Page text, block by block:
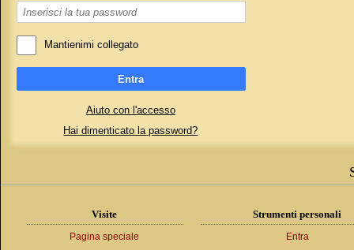
Mantienimi collegato
Entra
Aiuto con l'accesso
Hai dimenticato la password?
Visite
Pagina speciale
Strumenti personali
Entra